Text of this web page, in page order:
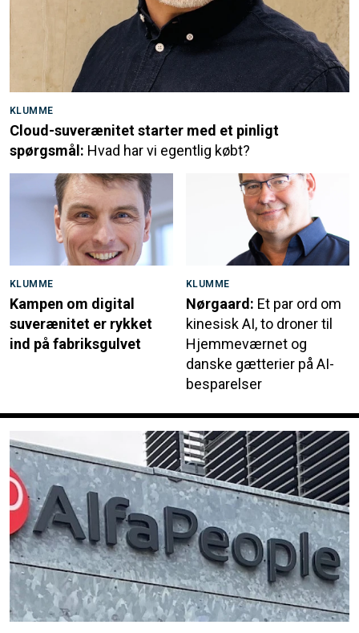
KLUMME
Cloud-suverænitet starter med et pinligt
spørgsmål: Hvad har vi egentlig købt?
KLUMME
Kampen om digital
suverænitet er rykket
ind på fabriksgulvet
KLUMME
Nørgaard: Et par ord om
kinesisk AI, to droner til
Hjemmeværnet og
danske gætterier på AI-
besparelser